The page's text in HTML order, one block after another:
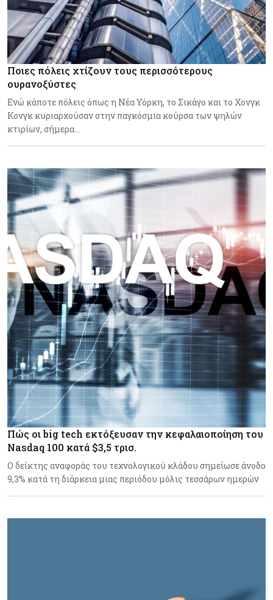
Ποιες πόλεις χτίζουν τους περισσότερους
ουρανοξύστες
Ενώ κάποτε πόλεις όπως η Νέα Υόρκη, το Σικάγο και το Χονγκ
Κονγκ κυριαρχούσαν στην παγκόσμια κούρσα των ψηλών
κτιρίων, σήμερα…
Πώς οι big tech εκτόξευσαν την κεφαλαιοποίηση του
Nasdaq 100 κατά $3,5 τρισ.
Ο δείκτης αναφοράς του τεχνολογικού κλάδου σημείωσε άνοδο
9,3% κατά τη διάρκεια μιας περιόδου μόλις τεσσάρων ημερών